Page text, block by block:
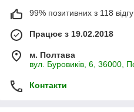
99% позитивних з 118
Працює з 19.02.2018
м. Полтава
вул. Буровиків, 6, 36000,
Контакти